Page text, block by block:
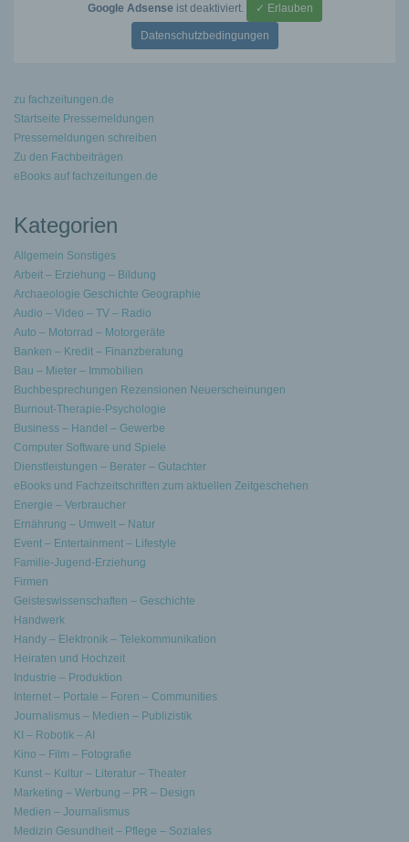
Google Adsense ist deaktiviert. ✓ Erlauben
Datenschutzbedingungen
zu fachzeitungen.de
Startseite Pressemeldungen
Pressemeldungen schreiben
Zu den Fachbeiträgen
eBooks auf fachzeitungen.de
Kategorien
Allgemein Sonstiges
Arbeit – Erziehung – Bildung
Archaeologie Geschichte Geographie
Audio – Video – TV – Radio
Auto – Motorrad – Motorgeräte
Banken – Kredit – Finanzberatung
Bau – Mieter – Immobilien
Buchbesprechungen Rezensionen Neuerscheinungen
Burnout-Therapie-Psychologie
Business – Handel – Gewerbe
Computer Software und Spiele
Dienstleistungen – Berater – Gutachter
eBooks und Fachzeitschriften zum aktuellen Zeitgeschehen
Energie – Verbraucher
Ernährung – Umwelt – Natur
Event – Entertainment – Lifestyle
Familie-Jugend-Erziehung
Firmen
Geisteswissenschaften – Geschichte
Handwerk
Handy – Elektronik – Telekommunikation
Heiraten und Hochzeit
Industrie – Produktion
Internet – Portale – Foren – Communities
Journalismus – Medien – Publizistik
KI – Robotik – AI
Kino – Film – Fotografie
Kunst – Kultur – Literatur – Theater
Marketing – Werbung – PR – Design
Medien – Journalismus
Medizin Gesundheit – Pflege – Soziales